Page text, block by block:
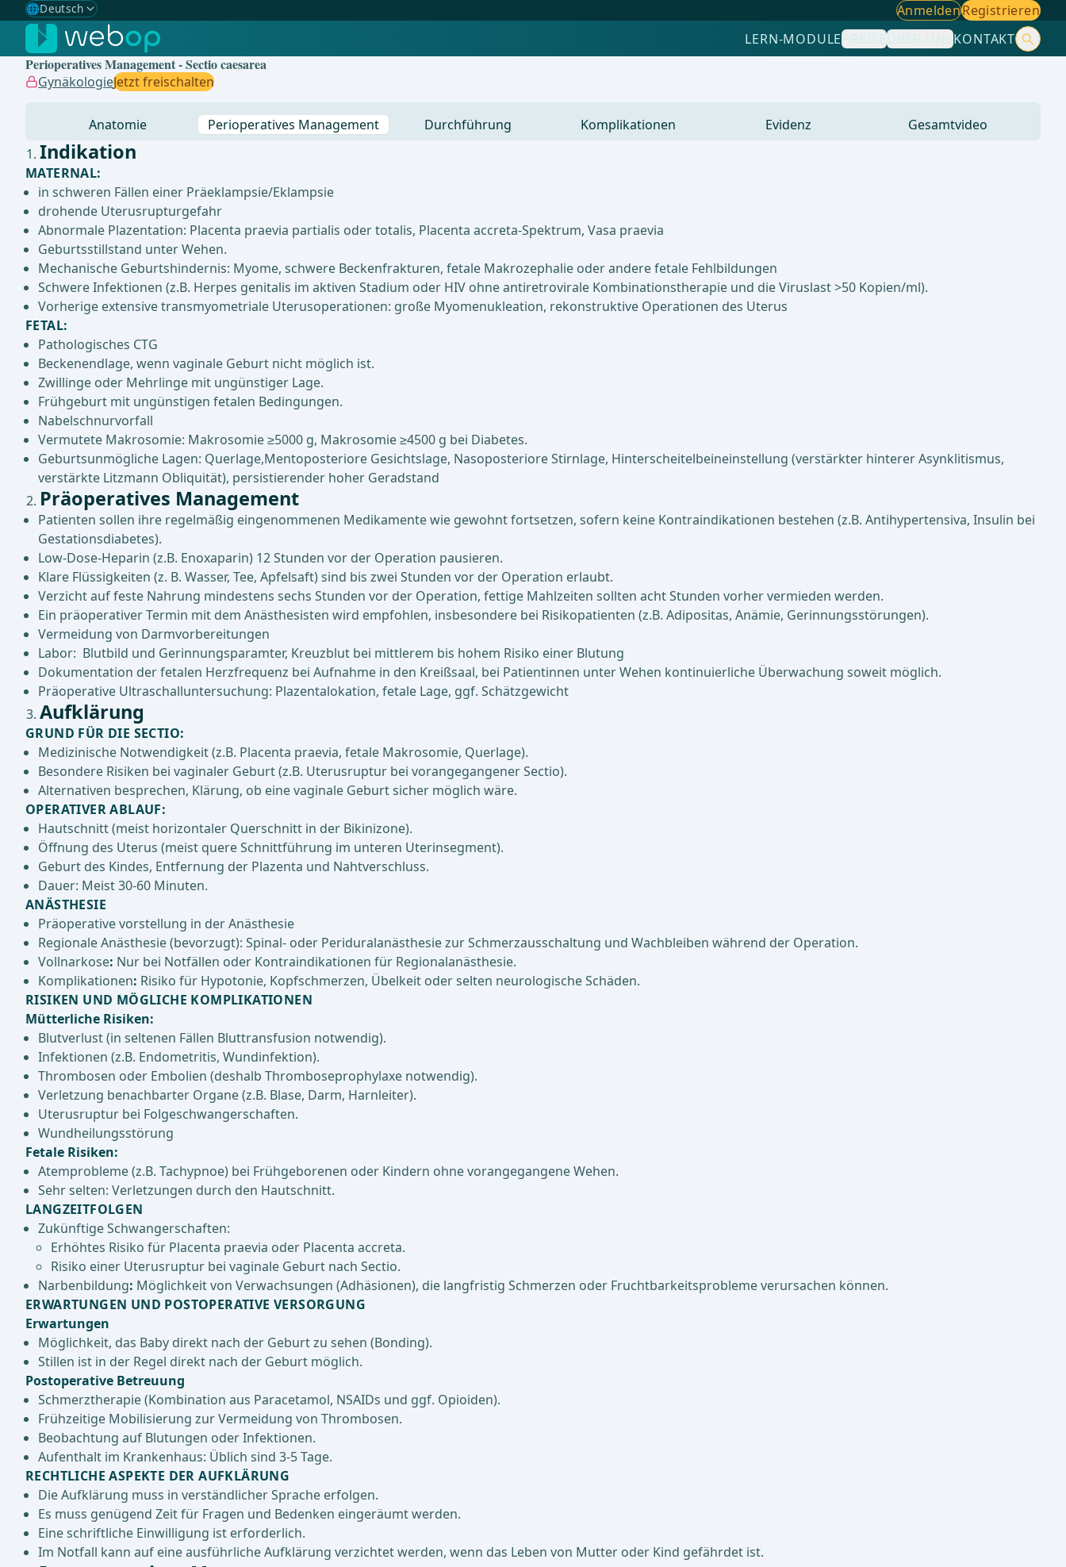
🌐Deutsch
Gewählte Sprache: Deutsch
🇩🇪 Deutsch ✓
🇬🇧English
Brasilianisch
AnmeldenRegistrieren
LERN-MODULEPREISEÜBER UNSKONTAKT
Perioperatives Management - Sectio caesarea
GynäkologieJetzt freischalten
Anatomie Perioperatives Management Durchführung Komplikationen Evidenz Gesamtvideo
Indikation
MATERNAL:
in schweren Fällen einer Präeklampsie/Eklampsie
drohende Uterusrupturgefahr
Abnormale Plazentation: Placenta praevia partialis oder totalis, Placenta accreta-Spektrum, Vasa praevia
Geburtsstillstand unter Wehen.
Mechanische Geburtshindernis: Myome, schwere Beckenfrakturen, fetale Makrozephalie oder andere fetale Fehlbildungen
Schwere Infektionen (z.B. Herpes genitalis im aktiven Stadium oder HIV ohne antiretrovirale Kombinationstherapie und die Viruslast >50 Kopien/ml).
Vorherige extensive transmyometriale Uterusoperationen: große Myomenukleation, rekonstruktive Operationen des Uterus
FETAL:
Pathologisches CTG
Beckenendlage, wenn vaginale Geburt nicht möglich ist.
Zwillinge oder Mehrlinge mit ungünstiger Lage.
Frühgeburt mit ungünstigen fetalen Bedingungen.
Nabelschnurvorfall
Vermutete Makrosomie: Makrosomie ≥5000 g, Makrosomie ≥4500 g bei Diabetes.
Geburtsunmögliche Lagen: Querlage,Mentoposteriore Gesichtslage, Nasoposteriore Stirnlage, Hinterscheitelbeineinstellung (verstärkter hinterer Asynklitismus,
verstärkte Litzmann Obliquität), persistierender hoher Geradstand
Präoperatives Management
Patienten sollen ihre regelmäßig eingenommenen Medikamente wie gewohnt fortsetzen, sofern keine Kontraindikationen bestehen (z.B. Antihypertensiva, Insulin bei
Gestationsdiabetes).
Low-Dose-Heparin (z.B. Enoxaparin) 12 Stunden vor der Operation pausieren.
Klare Flüssigkeiten (z. B. Wasser, Tee, Apfelsaft) sind bis zwei Stunden vor der Operation erlaubt.
Verzicht auf feste Nahrung mindestens sechs Stunden vor der Operation, fettige Mahlzeiten sollten acht Stunden vorher vermieden werden.
Ein präoperativer Termin mit dem Anästhesisten wird empfohlen, insbesondere bei Risikopatienten (z.B. Adipositas, Anämie, Gerinnungsstörungen).
Vermeidung von Darmvorbereitungen
Labor: Blutbild und Gerinnungsparamter, Kreuzblut bei mittlerem bis hohem Risiko einer Blutung
Dokumentation der fetalen Herzfrequenz bei Aufnahme in den Kreißsaal, bei Patientinnen unter Wehen kontinuierliche Überwachung soweit möglich.
Präoperative Ultraschalluntersuchung: Plazentalokation, fetale Lage, ggf. Schätzgewicht
Aufklärung
GRUND FÜR DIE SECTIO:
Medizinische Notwendigkeit (z.B. Placenta praevia, fetale Makrosomie, Querlage).
Besondere Risiken bei vaginaler Geburt (z.B. Uterusruptur bei vorangegangener Sectio).
Alternativen besprechen, Klärung, ob eine vaginale Geburt sicher möglich wäre.
OPERATIVER ABLAUF:
Hautschnitt (meist horizontaler Querschnitt in der Bikinizone).
Öffnung des Uterus (meist quere Schnittführung im unteren Uterinsegment).
Geburt des Kindes, Entfernung der Plazenta und Nahtverschluss.
Dauer: Meist 30-60 Minuten.
ANÄSTHESIE
Präoperative vorstellung in der Anästhesie
Regionale Anästhesie (bevorzugt): Spinal- oder Periduralanästhesie zur Schmerzausschaltung und Wachbleiben während der Operation.
Vollnarkose: Nur bei Notfällen oder Kontraindikationen für Regionalanästhesie.
Komplikationen: Risiko für Hypotonie, Kopfschmerzen, Übelkeit oder selten neurologische Schäden.
RISIKEN UND MÖGLICHE KOMPLIKATIONEN
Mütterliche Risiken:
Blutverlust (in seltenen Fällen Bluttransfusion notwendig).
Infektionen (z.B. Endometritis, Wundinfektion).
Thrombosen oder Embolien (deshalb Thromboseprophylaxe notwendig).
Verletzung benachbarter Organe (z.B. Blase, Darm, Harnleiter).
Uterusruptur bei Folgeschwangerschaften.
Wundheilungsstörung
Fetale Risiken:
Atemprobleme (z.B. Tachypnoe) bei Frühgeborenen oder Kindern ohne vorangegangene Wehen.
Sehr selten: Verletzungen durch den Hautschnitt.
LANGZEITFOLGEN
Zukünftige Schwangerschaften:
Erhöhtes Risiko für Placenta praevia oder Placenta accreta.
Risiko einer Uterusruptur bei vaginale Geburt nach Sectio.
Narbenbildung: Möglichkeit von Verwachsungen (Adhäsionen), die langfristig Schmerzen oder Fruchtbarkeitsprobleme verursachen können.
ERWARTUNGEN UND POSTOPERATIVE VERSORGUNG
Erwartungen
Möglichkeit, das Baby direkt nach der Geburt zu sehen (Bonding).
Stillen ist in der Regel direkt nach der Geburt möglich.
Postoperative Betreuung
Schmerztherapie (Kombination aus Paracetamol, NSAIDs und ggf. Opioiden).
Frühzeitige Mobilisierung zur Vermeidung von Thrombosen.
Beobachtung auf Blutungen oder Infektionen.
Aufenthalt im Krankenhaus: Üblich sind 3-5 Tage.
RECHTLICHE ASPEKTE DER AUFKLÄRUNG
Die Aufklärung muss in verständlicher Sprache erfolgen.
Es muss genügend Zeit für Fragen und Bedenken eingeräumt werden.
Eine schriftliche Einwilligung ist erforderlich.
Im Notfall kann auf eine ausführliche Aufklärung verzichtet werden, wenn das Leben von Mutter oder Kind gefährdet ist.